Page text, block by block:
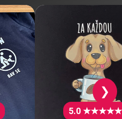
5.0 ★★★★★
❯